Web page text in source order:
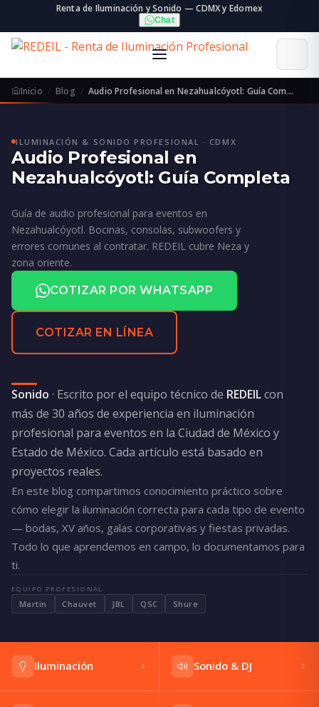
Renta de Iluminación y Sonido — CDMX y Edomex
Chat
Inicio Blog Audio Profesional en Nezahualcóyotl: Guía Com…
ILUMINACIÓN & SONIDO PROFESIONAL · CDMX
Audio Profesional en
Nezahualcóyotl: Guía Completa
Guía de audio profesional para eventos en
Nezahualcóyotl. Bocinas, consolas, subwoofers y
errores comunes al contratar. REDEIL cubre Neza y
zona oriente.
COTIZAR POR WHATSAPP
COTIZAR EN LÍNEA
Sonido · Escrito por el equipo técnico de REDEILcon
más de 30 años de experiencia en iluminación
profesional para eventos en la Ciudad de México y
Estado de México. Cada artículo está basado en
proyectos reales.
En este blog compartimos conocimiento práctico sobre
cómo elegir la iluminación correcta para cada tipo de evento
— bodas, XV años, galas corporativas y fiestas privadas.
Todo lo que aprendemos en campo, lo documentamos para
ti.
EQUIPO PROFESIONAL
Martin Chauvet JBL QSC Shure
Iluminación Sonido & DJ